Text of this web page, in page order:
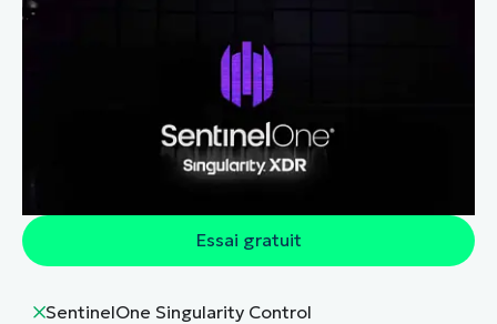
SentinelOne Singularity Control
Essai gratuit